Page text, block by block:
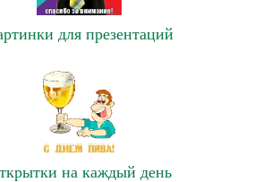
для презентаций
на каждый день